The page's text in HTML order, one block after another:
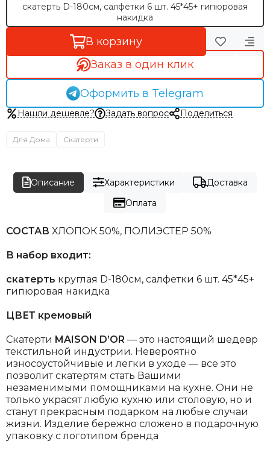
скатерть D-180см, салфетки 6 шт. 45*45+ гипюровая
накидка
В корзину
Заказ в один клик
Оформить в Telegram
Нашли дешевле? Задать вопрос Поделиться
Для Дома Скатерти
Описание Характеристики
Доставка
Оплата
СОСТАВ ХЛОПОК 50%, ПОЛИЭСТЕР 50%
В набор входит:
скатерть круглая D-180см, салфетки 6 шт. 45*45+
гипюровая накидка
ЦВЕТ кремовый
Скатерти MAISON D’OR — это настоящий шедевр
текстильной индустрии. Невероятно
износоустойчивые и легки в уходе — все это
позволит скатертям стать Вашими
незаменимыми помощниками на кухне. Они не
только украсят любую кухню или столовую, но и
станут прекрасным подарком на любые случаи
жизни. Изделие бережно сложено в подарочную
упаковку с логотипом бренда